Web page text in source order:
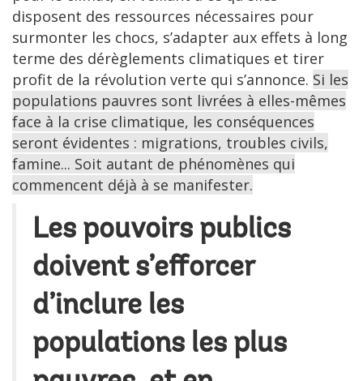
disposent des ressources nécessaires pour
surmonter les chocs, s’adapter aux effets à long
terme des dérèglements climatiques et tirer
profit de la révolution verte qui s’annonce. Si les
populations pauvres sont livrées à elles-mêmes
face à la crise climatique, les conséquences
seront évidentes : migrations, troubles civils,
famine... Soit autant de phénomènes qui
commencent déjà à se manifester.
Les pouvoirs publics
doivent s’efforcer
d’inclure les
populations les plus